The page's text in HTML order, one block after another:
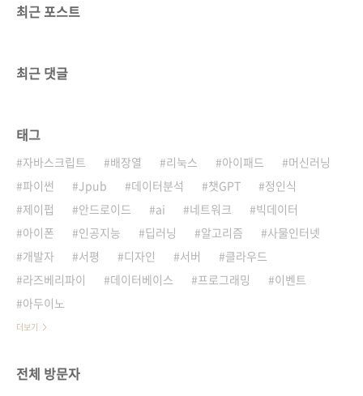
최근 포스트
최근 댓글
태그
자바스크립트 배장열 리눅스 아이패드
머신러닝
파이썬
Jpub 데이터분석 챗GPT
정인식
제이펍
안드로이드 ai 네트워크
빅데이터
아이폰
인공지능 딥러닝 알고리즘
사물인터넷
개발자
서평 디자인 서버
클라우드
라즈베리파이
데이터베이스 프로그래밍
이벤트
아두이노
더보기
전체 방문자